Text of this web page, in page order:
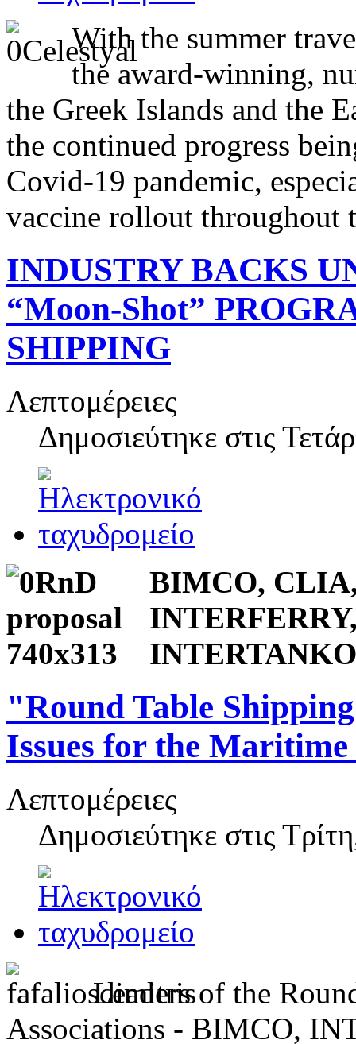
With the summer
the award-winning,
the Greek Islands and the
the continued progress
Covid-19 pandemic,
vaccine rollout throughout
INDUSTRY BACKS
“Moon-Shot”
SHIPPING
Λεπτομέρειες
Δημοσιεύτηκε στις
BIMCO,
"Round Table
Issues for the
Λεπτομέρειες
Δημοσιεύτηκε στις
Leaders of the
Associations - BIMCO,